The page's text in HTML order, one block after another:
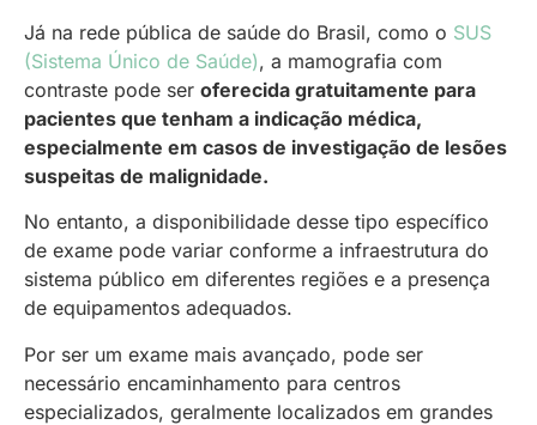
Já na rede pública de saúde do Brasil, como o SUS
(Sistema Único de Saúde), a mamografia com
contraste pode ser oferecida gratuitamente para
pacientes que tenham a indicação médica,
especialmente em casos de investigação de lesões
suspeitas de malignidade.
No entanto, a disponibilidade desse tipo específico
de exame pode variar conforme a infraestrutura do
sistema público em diferentes regiões e a presença
de equipamentos adequados.
Por ser um exame mais avançado, pode ser
necessário encaminhamento para centros
especializados, geralmente localizados em grandes